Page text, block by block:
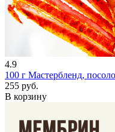
4.9
100 г Мастербленд,
255 руб.
В корзину